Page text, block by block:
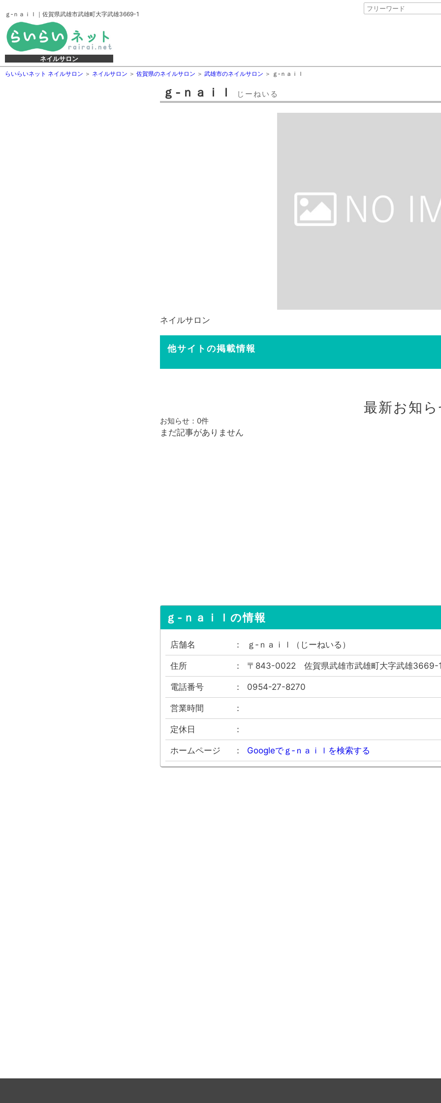
ｇ‐ｎａｉｌ｜佐賀県武雄市武雄町大字武雄3669-1
ネイルサロン
らいらいネット ネイルサロン ネイルサロン 佐賀県のネイルサロン 武雄市のネイルサロン ｇ‐ｎａｉｌ
ｇ‐ｎａｉｌ じーねいる
ネイルサロン
他サイトの掲載情報
最新お知
お知らせ： 0件
まだ記事がありません
ｇ‐ｎａｉｌ の情報
店舗名 ｇ‐ｎａｉｌ （ じーねいる ）
住所 〒843-0022 佐賀県武雄市武雄町大字武雄3669-
電話番号 0954-27-8270
営業時間
定休日
ホームページ Googleでｇ‐ｎａｉｌを検索する